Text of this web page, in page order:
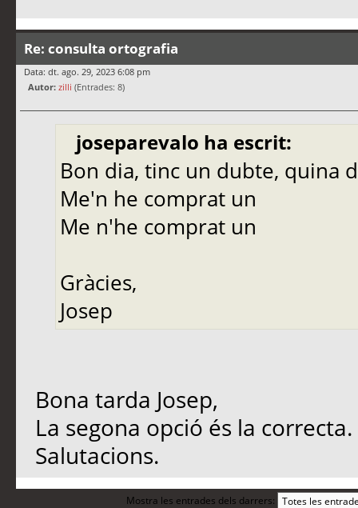
Re: consulta ortografia
Data: dt. ago. 29, 2023 6:08 pm
Autor: zilli (Entrades: 8)
joseparevalo ha escrit:
Bon dia, tinc un dubte, quina
Me'n he comprat un
Me n'he comprat un
Gràcies,
Josep
Bona tarda Josep,
La segona opció és la
Salutacions.
Mostra les entrades dels darrers: